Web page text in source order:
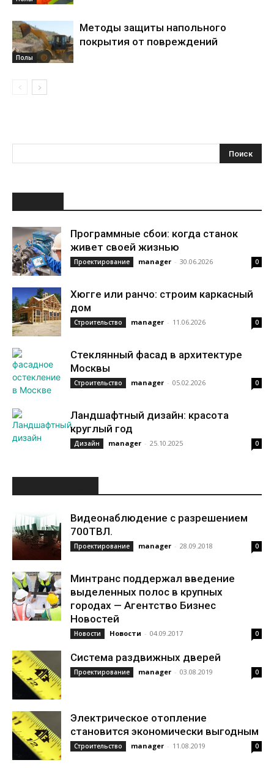
Полы
Методы защиты напольного
покрытия от повреждений
Программные сбои: когда станок
живет своей жизнью
Проектирование manager - 30.06.2026 0
Хюгге или ранчо: строим каркасный
дом
Строительство manager - 11.06.2026 0
Стеклянный фасад в архитектуре
Москвы
Строительство manager - 05.02.2026 0
Ландшафтный дизайн: красота
круглый год
Дизайн manager - 25.10.2025 0
Видеонаблюдение с разрешением
700ТВЛ.
Проектирование manager - 28.09.2018 0
Минтранс поддержал введение
выделенных полос в крупных
городах — Агентство Бизнес
Новостей
Новости Новости - 04.09.2017 0
Система раздвижных дверей
Проектирование manager - 03.08.2019 0
Электрическое отопление
становится экономически выгодным
Строительство manager - 11.08.2019 0